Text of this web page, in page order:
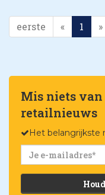
eerste « 1 »
Mis niets
retailnieuws
Het belangrijkste